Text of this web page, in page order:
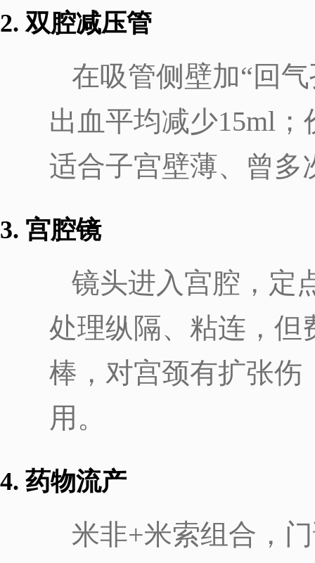
2. 双腔减压管
在吸管侧壁加“回
出血平均减少15ml；
适合子宫壁薄、曾多
3. 宫腔镜
镜头进入宫腔，定
处理纵隔、粘连，但
棒，对宫颈有扩张伤
用。
4. 药物流产
米非+米索组合，